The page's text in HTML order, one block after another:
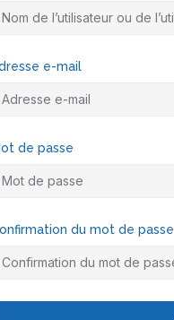
e-mail
de passe
du mot de passe